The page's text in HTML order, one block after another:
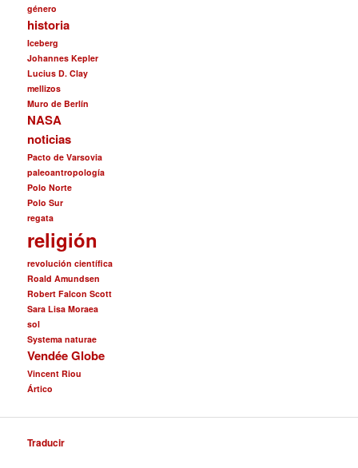
género
historia
Iceberg
Johannes Kepler
Lucius D. Clay
mellizos
Muro de Berlín
NASA
noticias
Pacto de Varsovia
paleoantropología
Polo Norte
Polo Sur
regata
religión
revolución científica
Roald Amundsen
Robert Falcon Scott
Sara Lisa Moraea
sol
Systema naturae
Vendée Globe
Vincent Riou
Ártico
Traducir